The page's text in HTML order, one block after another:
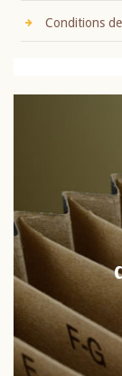
Conditions